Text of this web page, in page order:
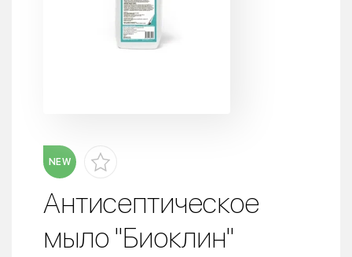
NEW
Антисептическое
мыло "Биоклин"